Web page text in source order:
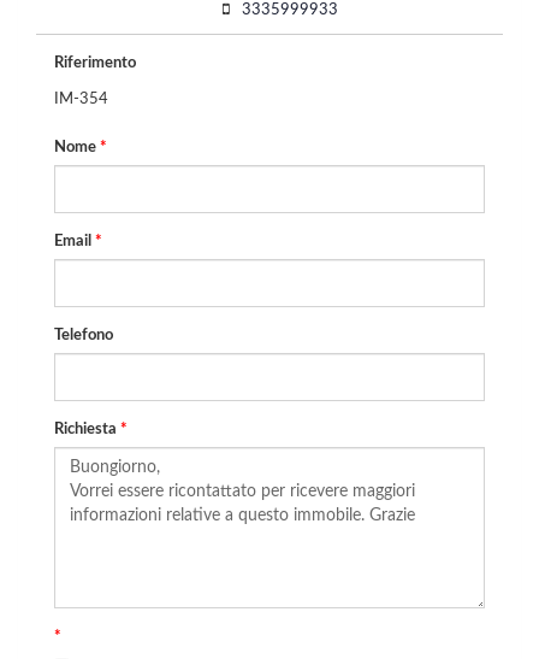
3335999933
Riferimento
IM-354
Nome *
Email *
Telefono
Richiesta *
*